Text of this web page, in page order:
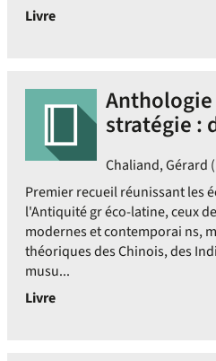
Livre
stratégie :
Chaliand, Gérard
Premier recueil réunissant les
l'Antiquité gr éco-latine, ceux
modernes et contemporai ns,
théoriques des Chinois, des
musu...
Livre